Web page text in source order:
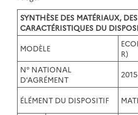
SYNTHÈSE DES MATÉRIAUX,
CARACTÉRISTIQUES DU
MODÈLE
R)
N° NATIONAL
D'AGRÉMENT
ÉLÉMENT DU DISPOSITIF